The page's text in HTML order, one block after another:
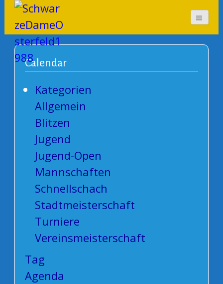
SchwarzeDameOsterf
eld1988
Calendar
Kategorien
Allgemein
Blitzen
Jugend
Jugend-Open
Mannschaften
Schnellschach
Stadtmeisterschaft
Turniere
Vereinsmeisterschaft
Tag
Agenda